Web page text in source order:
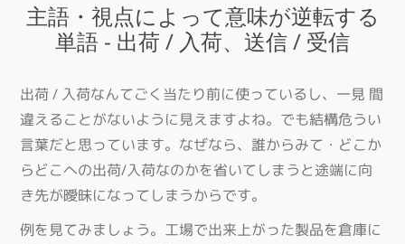
主語・視点によって意味が逆転する
単語 - 出荷 / 入荷、送信 / 受信
出荷 / 入荷なんてごく当たり前に使っているし、一見 間
違えることがないように見えますよね。でも結構危うい
言葉だと思っています。なぜなら、誰からみて・どこか
らどこへの出荷/入荷なのかを省いてしまうと途端に向
き先が曖昧になってしまうからです。
例を見てみましょう。工場で出来上がった製品を倉庫に